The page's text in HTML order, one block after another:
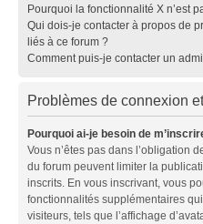
Pourquoi la fonctionnalité X n’est
Qui dois-je contacter à propos de
liés à ce forum ?
Comment puis-je contacter un
Problèmes de connexion
Pourquoi ai-je besoin de
Vous n’êtes pas dans l’obligation
du forum peuvent limiter la
inscrits. En vous inscrivant, vous
fonctionnalités supplémentaires
visiteurs, tels que l’affichage